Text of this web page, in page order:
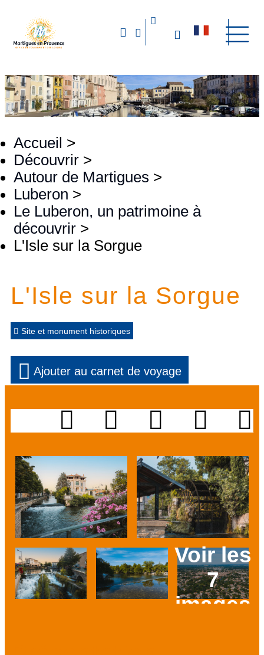
Accueil >
Découvrir >
Autour de Martigues >
Luberon >
Le Luberon, un patrimoine à
découvrir >
L'Isle sur la Sorgue
L'Isle sur la Sorgue
Site et monument historiques
Ajouter au carnet de voyage
Voir les
7
images